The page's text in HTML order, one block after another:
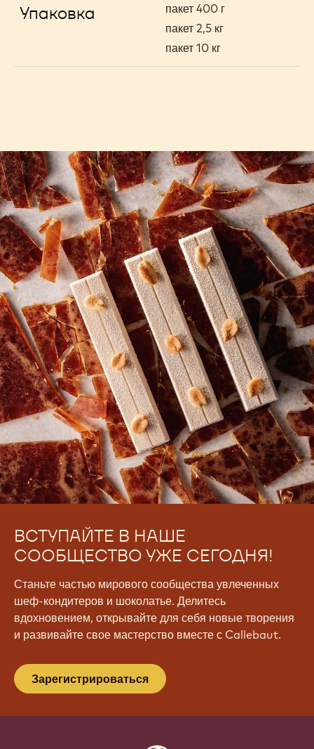
Упаковка
пакет 400 г
пакет 2,5 кг
пакет 10 кг
ВСТУПАЙТЕ В НАШЕ
СООБЩЕСТВО УЖЕ СЕГОДНЯ!
Станьте частью мирового сообщества увлеченных
шеф-кондитеров и шоколатье. Делитесь
вдохновением, открывайте для себя новые творения
и развивайте свое мастерство вместе с Callebaut.
Зарегистрироваться